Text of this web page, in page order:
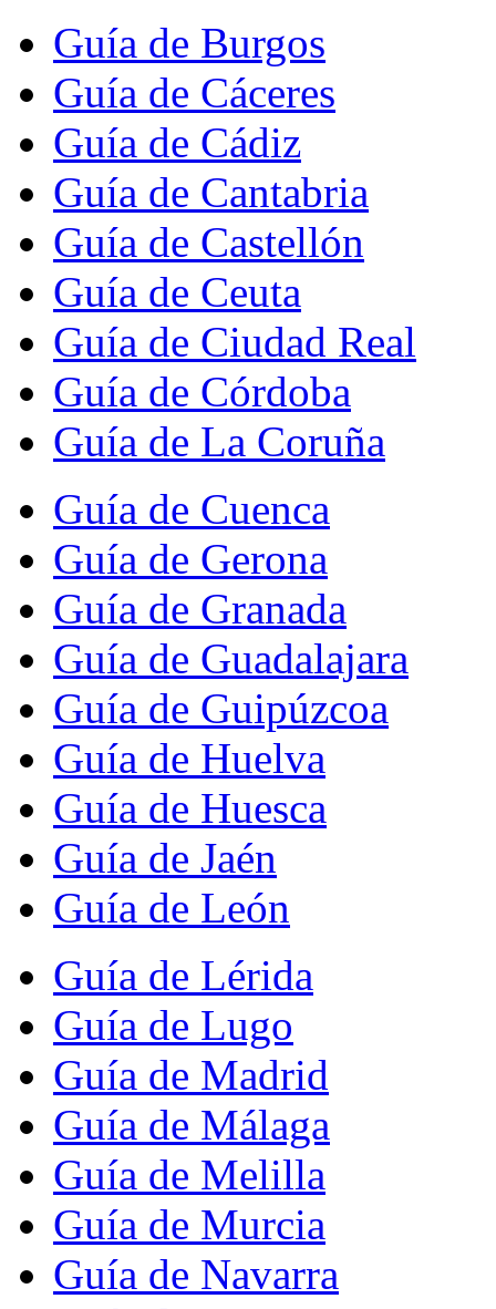
Guía de Burgos
Guía de Cáceres
Guía de Cádiz
Guía de Cantabria
Guía de Castellón
Guía de Ceuta
Guía de Ciudad Real
Guía de Córdoba
Guía de La Coruña
Guía de Cuenca
Guía de Gerona
Guía de Granada
Guía de Guadalajara
Guía de Guipúzcoa
Guía de Huelva
Guía de Huesca
Guía de Jaén
Guía de León
Guía de Lérida
Guía de Lugo
Guía de Madrid
Guía de Málaga
Guía de Melilla
Guía de Murcia
Guía de Navarra